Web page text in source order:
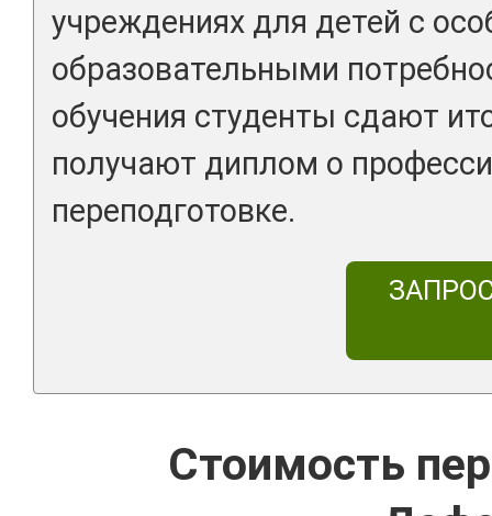
учреждениях для детей с
образовательными
обучения студенты сдают
получают диплом о
переподготовке.
Стоимость